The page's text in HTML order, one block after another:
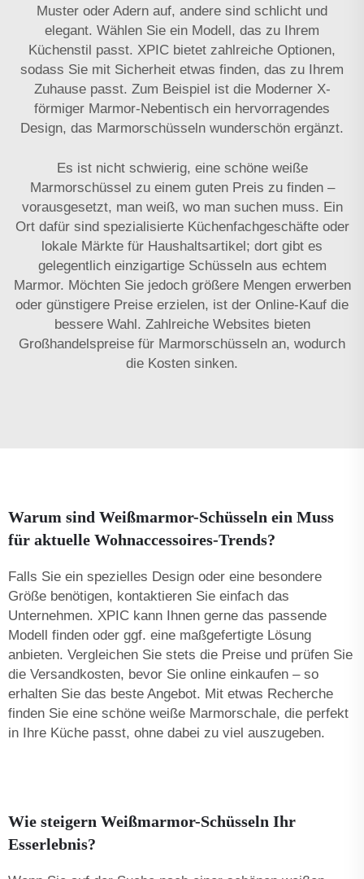
Muster oder Adern auf, andere sind schlicht und
elegant. Wählen Sie ein Modell, das zu Ihrem
Küchenstil passt. XPIC bietet zahlreiche Optionen,
sodass Sie mit Sicherheit etwas finden, das zu Ihrem
Zuhause passt. Zum Beispiel ist die Moderner X-
förmiger Marmor-Nebentisch ein hervorragendes
Design, das Marmorschüsseln wunderschön ergänzt.
Es ist nicht schwierig, eine schöne weiße
Marmorschüssel zu einem guten Preis zu finden –
vorausgesetzt, man weiß, wo man suchen muss. Ein
Ort dafür sind spezialisierte Küchenfachgeschäfte oder
lokale Märkte für Haushaltsartikel; dort gibt es
gelegentlich einzigartige Schüsseln aus echtem
Marmor. Möchten Sie jedoch größere Mengen erwerben
oder günstigere Preise erzielen, ist der Online-Kauf die
bessere Wahl. Zahlreiche Websites bieten
Großhandelspreise für Marmorschüsseln an, wodurch
die Kosten sinken.
Warum sind Weißmarmor-Schüsseln ein Muss
für aktuelle Wohnaccessoires-Trends?
Falls Sie ein spezielles Design oder eine besondere
Größe benötigen, kontaktieren Sie einfach das
Unternehmen. XPIC kann Ihnen gerne das passende
Modell finden oder ggf. eine maßgefertigte Lösung
anbieten. Vergleichen Sie stets die Preise und prüfen Sie
die Versandkosten, bevor Sie online einkaufen – so
erhalten Sie das beste Angebot. Mit etwas Recherche
finden Sie eine schöne weiße Marmorschale, die perfekt
in Ihre Küche passt, ohne dabei zu viel auszugeben.
Wie steigern Weißmarmor-Schüsseln Ihr
Esserlebnis?